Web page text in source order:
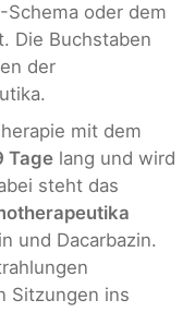
Schema oder dem
Die Buchstaben
der
mit dem
Tage lang und wird
steht das
und Dacarbazin.
Sitzungen ins